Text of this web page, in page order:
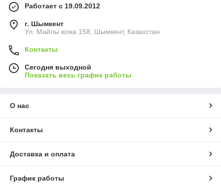
Работает с 19.09.2012
г. Шымкент
Ул. Майлы кожа 158, Шымкент, Казахстан
Контакты
Сегодня выходной
Показать весь график работы
О нас
Контакты
Доставка и оплата
График работы